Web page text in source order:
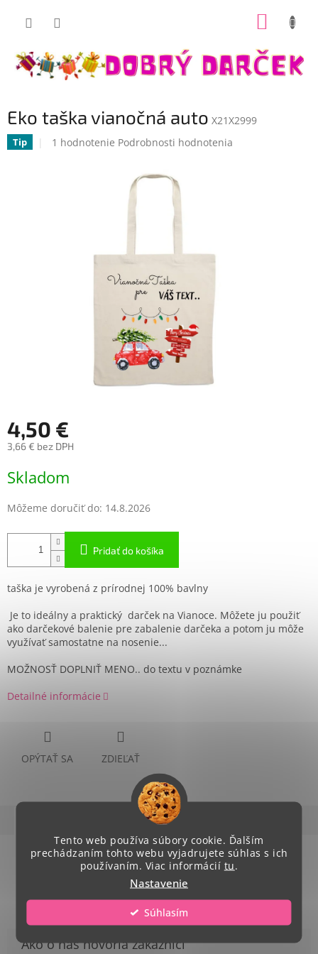
Tento web používa súbory cookie. Ďalším
prechádzaním tohto webu vyjadrujete súhlas s ich
používaním. Viac informácií tu.
Nastavenie
Súhlasím
Eko taška vianočná auto X21X2999
Tip
Priemerné
1 hodnotenie Podrobnosti hodnotenia
4,50 €
3,66 € bez DPH
cena:
Skladom
Môžeme doručiť do: 14.8.2026
Pridať do košíka
taška je vyrobená z prírodnej 100% bavlny
Je to ideálny a praktický darček na Vianoce. Môžete ju použiť
ako darčekové balenie pre zabalenie darčeka a potom ju môže
využívať samostatne na nosenie...
MOŽNOSŤ DOPLNIŤ MENO.. do textu v poznámke
Detailné informácie
OPÝTAŤ SA ZDIEĽAŤ
Diskusia
Podrobný popis
rozmer:42 x 38 x 0,2 cm
Dobrý darček